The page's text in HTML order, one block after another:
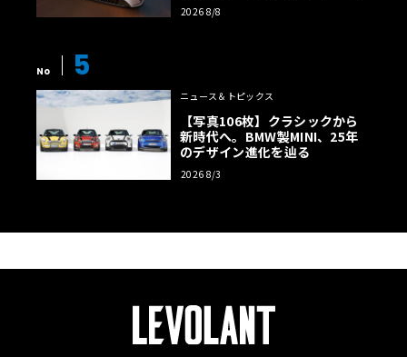
2026 8/8
No 5
ニュース＆トピックス
【写真106枚】クラシックから
新時代へ。BMW製MINI、25年
のデザイン進化を辿る
2026 8/3